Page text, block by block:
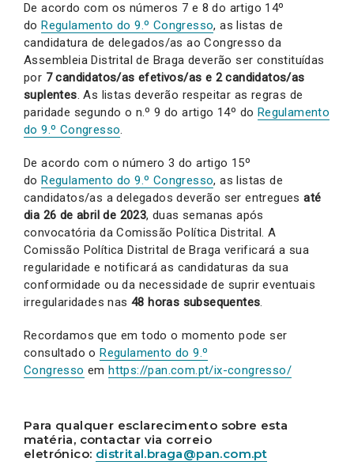
De acordo com os números 7 e 8 do artigo 14º
doRegulamento do 9.º Congresso, as listas de
candidatura de delegados/as ao Congresso da
Assembleia Distrital de Braga deverão ser constituídas
por 7 candidatos/as efetivos/as e 2 candidatos/as
suplentes. As listas deverão respeitar as regras de
paridade segundo o n.º 9 do artigo 14º do Regulamento
do 9.º Congresso.
De acordo com o número 3 do artigo 15º
doRegulamento do 9.º Congresso, as listas de
candidatos/as a delegados deverão ser entreguesaté
dia 26 de abril de 2023, duas semanas após
convocatória da Comissão Política Distrital. A
Comissão Política Distrital de Braga verificará a sua
regularidade e notificará as candidaturas da sua
conformidade ou da necessidade de suprir eventuais
irregularidades nas48 horas subsequentes.
Recordamos que em todo o momento pode ser
consultado oRegulamento do 9.º
Congresso emhttps://pan.com.pt/ix-congresso/
Para qualquer esclarecimento sobre esta
matéria, contactar via correio
eletrónico: distrital.braga@pan.com.pt